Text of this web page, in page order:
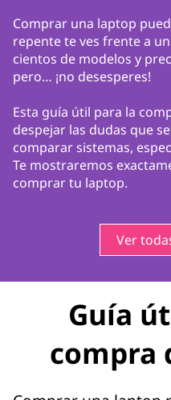
Comprar una laptop
repente te ves frente a
cientos de modelos y
pero… ¡no desesperes!
Esta guía útil para la
despejar las dudas que
comparar sistemas,
Te mostraremos
comprar tu laptop.
Ver
Guía
compra